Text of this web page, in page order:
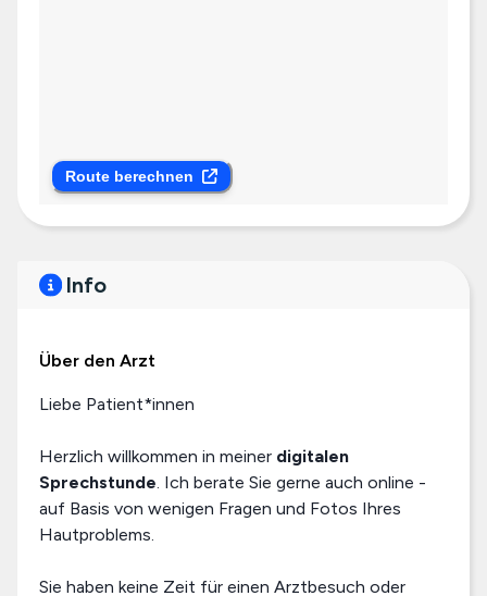
Route berechnen
Info
Über den Arzt
Liebe Patient*innen
Herzlich willkommen in meiner digitalen
Sprechstunde. Ich berate Sie gerne auch online -
auf Basis von wenigen Fragen und Fotos Ihres
Hautproblems.
Sie haben keine Zeit für einen Arztbesuch oder